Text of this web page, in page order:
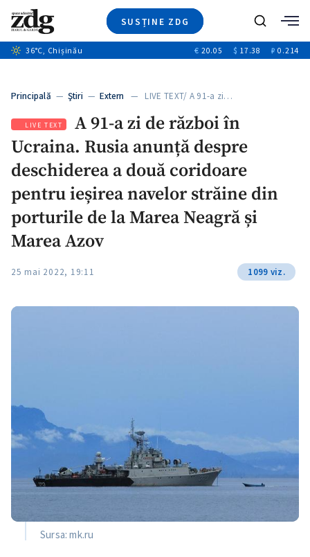
SUSȚINE ZDG
Ştiri
+9
Special
Blog
Caută
36°C, Chișinău € 20.05 $ 17.38 ₽ 0.214
Principală — Ştiri — Extern — LIVE TEXT/ A 91-a zi…
LIVE TEXT
A 91-a zi de război în
Ucraina. Rusia anunță despre
deschiderea a două coridoare
pentru ieșirea navelor străine din
porturile de la Marea Neagră și
Marea Azov
25 mai 2022, 19:11 1099 viz.
Sursa: mk.ru